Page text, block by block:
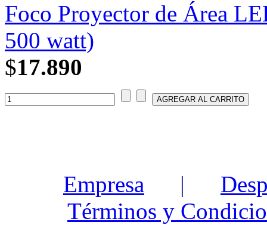
Foco Proyector de Área
500 watt)
$17.890
Empresa |
Términos y